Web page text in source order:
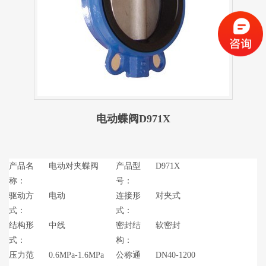
电动蝶阀D971X
产品名
称：
电动对夹蝶阀
产品型
号：
D971X
驱动方
式：
电动
连接形
式：
对夹式
结构形
式：
中线
密封结
构：
软密封
压力范
0.6MPa-1.6MPa
公称通
DN40-1200